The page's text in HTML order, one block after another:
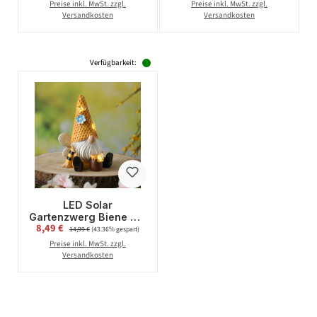
Lichtsensor - H:
Preise inkl. MwSt. zzgl.
Versandkosten
H: 23cm -
Preise inkl. MwSt. zzgl.
Versandkosten
Verfügbarkeit:
LED Solar
Gartenzwerg Biene mit
Honigtopf -
Gartenfigur -
warmweiße LED -
Verkaufspreis:
8,49 € Regulärer Preis:
14,99 €(43.36% gespart)
Preise inkl. MwSt. zzgl.
Versandkosten